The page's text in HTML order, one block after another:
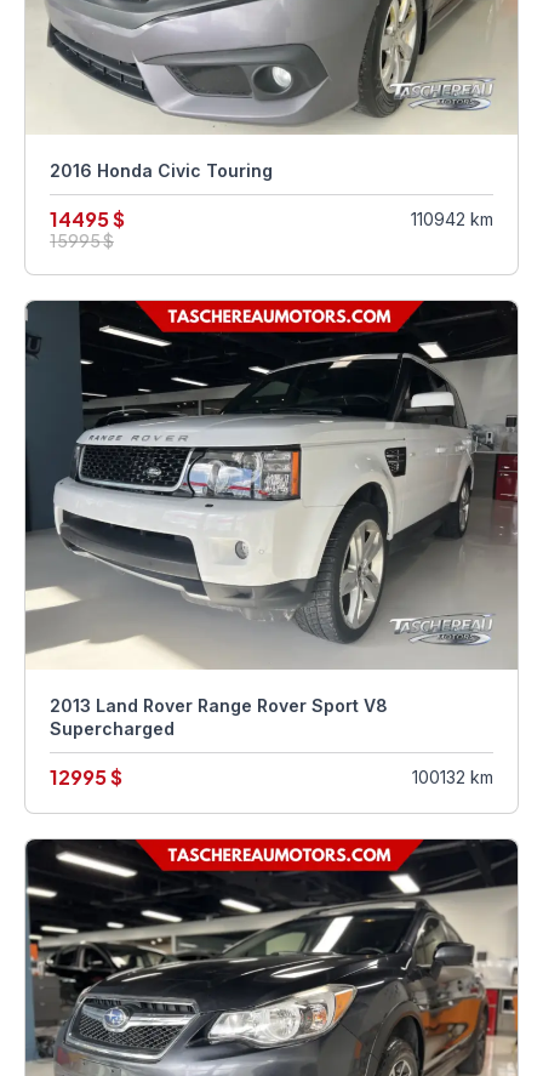
2016 Honda Civic Touring
14495 $
15995 $
110942 km
2013 Land Rover Range Rover Sport V8
Supercharged
12995 $ 100132 km